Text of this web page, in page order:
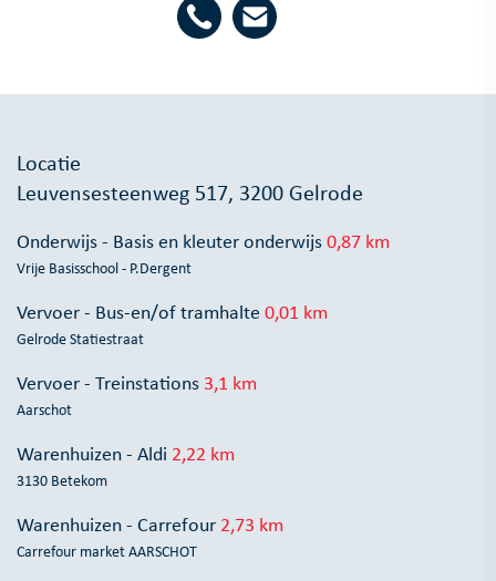
Locatie
Leuvensesteenweg 517, 3200 Gelrode
Onderwijs - Basis en kleuter onderwijs0,87 km
Vrije Basisschool - P.Dergent
Vervoer - Bus-en/of tramhalte 0,01 km
Gelrode Statiestraat
Vervoer - Treinstations 3,1 km
Aarschot
Warenhuizen - Aldi 2,22 km
3130 Betekom
Warenhuizen - Carrefour 2,73 km
Carrefour market AARSCHOT